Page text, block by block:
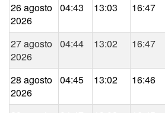
26 agosto
2026
04:43 13:03 16:47
27 agosto
2026
04:44 13:02 16:47
28 agosto
2026
04:45 13:02 16:46